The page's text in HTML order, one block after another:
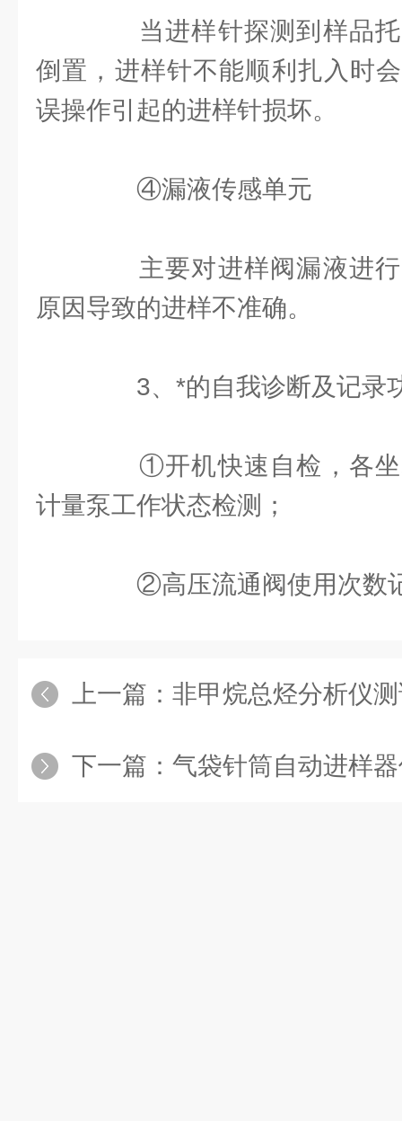
当进样针探测到样品托
倒置，进样针不能顺利扎入时
误操作引起的进样针损坏。
④漏液传感单元
主要对进样阀漏液进行
原因导致的进样不准确。
3、*的自我诊断及记录
①开机快速自检，各坐
计量泵工作状态检测；
②高压流通阀使用次数
上一篇： 非甲烷总烃分析仪测试
下一篇： 气袋针筒自动进样